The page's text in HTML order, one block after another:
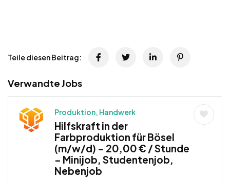
Teile diesen Beitrag:
Verwandte Jobs
Produktion, Handwerk
Hilfskraft in der
Farbproduktion für Bösel
(m/w/d) – 20,00 € / Stunde
– Minijob, Studentenjob,
Nebenjob